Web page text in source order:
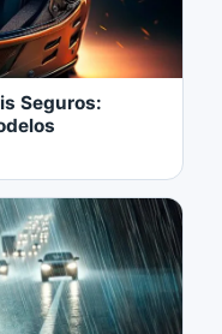
Seguros:
para Chuva